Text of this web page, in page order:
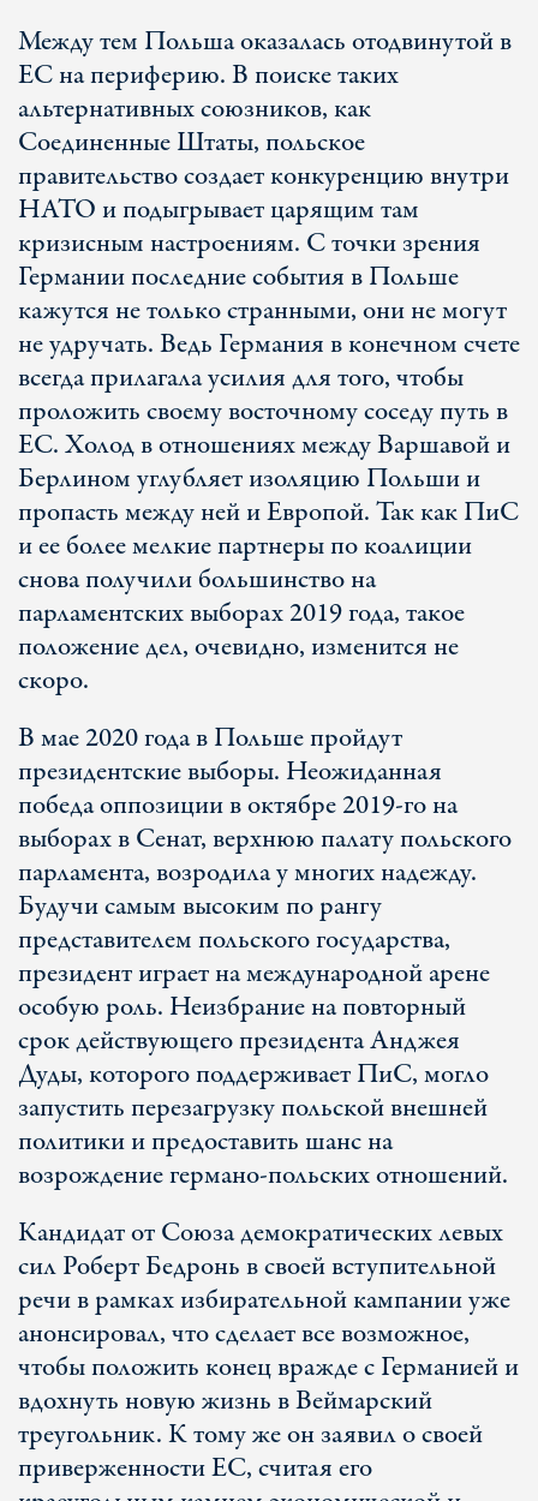
Между тем Польша оказалась отодвинутой в
ЕС на периферию. В поиске таких
альтернативных союзников, как
Соединенные Штаты, польское
правительство создает конкуренцию внутри
НАТО и подыгрывает царящим там
кризисным настроениям. С точки зрения
Германии последние события в Польше
кажутся не только странными, они не могут
не удручать. Ведь Германия в конечном счете
всегда прилагала усилия для того, чтобы
проложить своему восточному соседу путь в
ЕС. Холод в отношениях между Варшавой и
Берлином углубляет изоляцию Польши и
пропасть между ней и Европой. Так как ПиС
и ее более мелкие партнеры по коалиции
снова получили большинство на
парламентских выборах 2019 года, такое
положение дел, очевидно, изменится не
скоро.
В мае 2020 года в Польше пройдут
президентские выборы. Неожиданная
победа оппозиции в октябре 2019-го на
выборах в Сенат, верхнюю палату польского
парламента, возродила у многих надежду.
Будучи самым высоким по рангу
представителем польского государства,
президент играет на международной арене
особую роль. Неизбрание на повторный
срок действующего президента Анджея
Дуды, которого поддерживает ПиС, могло
запустить перезагрузку польской внешней
политики и предоставить шанс на
возрождение германо-польских отношений.
Кандидат от Союза демократических левых
сил Роберт Бедронь в своей вступительной
речи в рамках избирательной кампании уже
анонсировал, что сделает все возможное,
чтобы положить конец вражде с Германией и
вдохнуть новую жизнь в Веймарский
треугольник. К тому же он заявил о своей
приверженности ЕС, считая его